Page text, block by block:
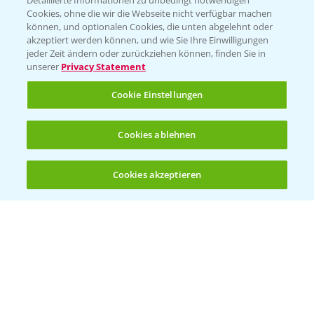
(noch 4)
Folgen Sie uns
Allgemeine Nutzungsbedingungen
Datenschutzerklärung
Cookies, ohne die wir die Webseite nicht verfügbar machen
können, und optionalen Cookies, die unten abgelehnt oder
akzeptiert werden können, und wie Sie Ihre Einwilligungen
jeder Zeit ändern oder zurückziehen können, finden Sie in
unserer Privacy Statement
Cookie Einstellungen
Cookies ablehnen
Cookies akzeptieren